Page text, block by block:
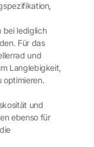
bei lediglich
Für das
und
Langlebigkeit,
optimieren.
und
ebenso für